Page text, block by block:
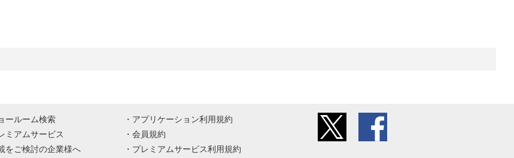
ールーム検索
ミアムサービス
をご検討の企業様へ
アプリケーション利用規約
会員規約
プレミアムサービス利用規約